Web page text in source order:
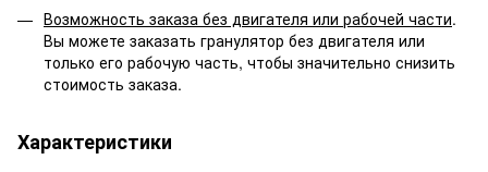
Возможность заказа без двигателя или рабочей части.
Вы можете заказать гранулятор без двигателя или
только его рабочую часть, чтобы значительно снизить
стоимость заказа.
Характеристики